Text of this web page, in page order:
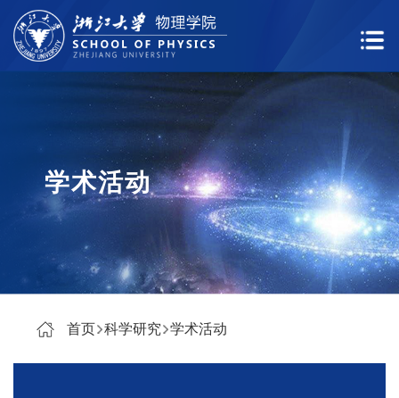
学术活动
首页 科学研究 学术活动